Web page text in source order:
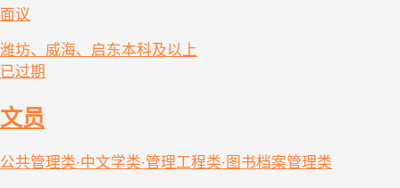
面议
潍坊、威海、启东本科及以上
已过期
文员
公共管理类·中文学类·管理工程类·图书档案管理类